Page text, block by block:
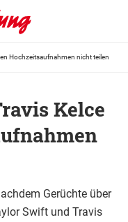
Hochzeitsaufnahmen nicht teilen
Kelce
Gerüchte über
Swift und Travis